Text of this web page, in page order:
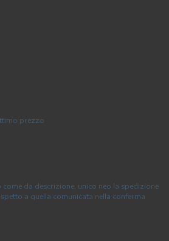
prezzo
da descrizione, unico neo la spedizione
a quella comunicata nella conferma